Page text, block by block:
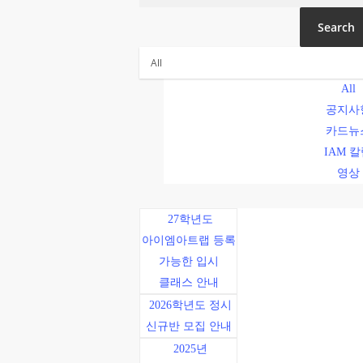
Search
All
공지사
카드뉴
IAM 칼
영상
27학년도
아이엠아트랩 등록
가능한 입시
클래스 안내
2026학년도 정시
신규반 모집 안내
2025년